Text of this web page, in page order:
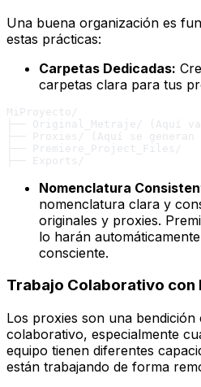
Una buena organización es
estas prácticas:
Carpetas Dedicadas:
carpetas clara para tus
MiProyecto/
├── Original_Metraje/ (Aquí
├── Proxies/ (Aquí se
├── Premiere_Project_Files/
Nomenclatura
nomenclatura clara y
originales y proxies.
lo harán
consciente.
Trabajo Colaborativo con
Los proxies son una
colaborativo, especialmente
equipo tienen diferentes
están trabajando de forma